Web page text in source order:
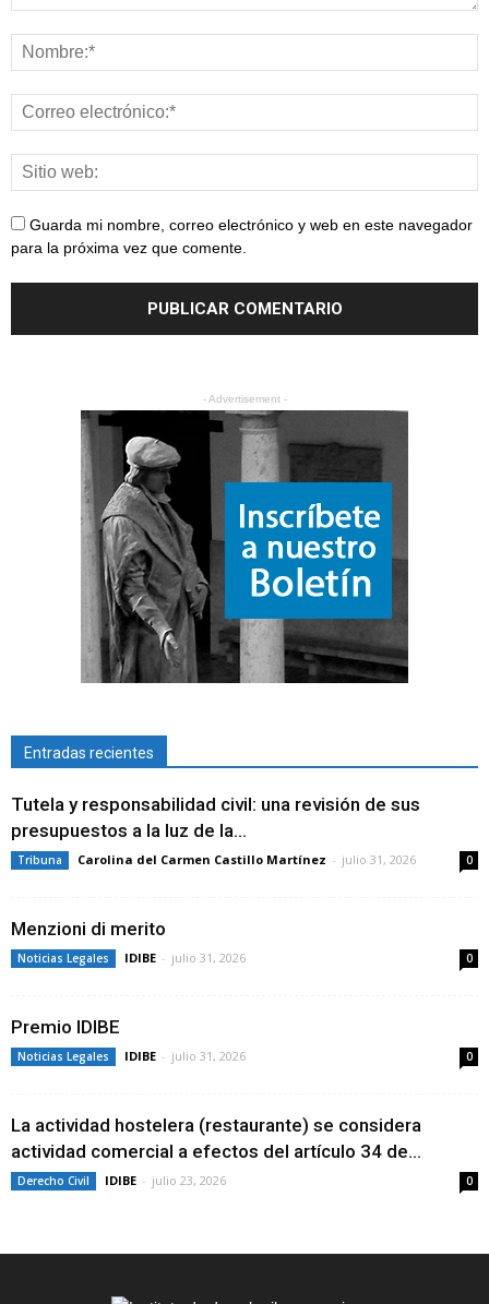
Guarda mi nombre, correo electrónico y web en este navegador
para la próxima vez que comente.
- Advertisement -
Entradas recientes
Tutela y responsabilidad civil: una revisión de sus
presupuestos a la luz de la...
Tribuna Carolina del Carmen Castillo Martínez - julio 31, 2026 0
Menzioni di merito
Noticias Legales IDIBE - julio 31, 2026 0
Premio IDIBE
Noticias Legales IDIBE - julio 31, 2026 0
La actividad hostelera (restaurante) se considera
actividad comercial a efectos del artículo 34 de...
Derecho Civil IDIBE - julio 23, 2026 0